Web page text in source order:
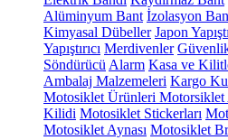
Alüminyum Bant İzolasyon
Kimyasal Dübeller Japon
Yapıştırıcı Merdivenler
Söndürücü Alarm Kasa ve
Ambalaj Malzemeleri Kargo
Motosiklet Ürünleri Motorsiklet
Kilidi Motosiklet Stickerları
Motosiklet Aynası Motosiklet